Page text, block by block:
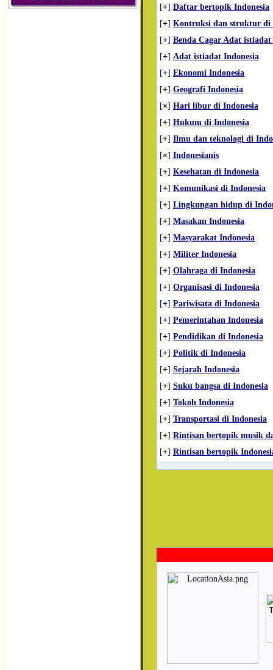
[+] Daftar bertopik Indonesia
[+] Kontruksi dan struktur di
[+] Benda Cagar Adat
[+] Adat istiadat Indonesia
[+] Ekonomi Indonesia
[+] Geografi Indonesia
[×] Hari libur di Indonesia
[+] Hukum di Indonesia
[+] Ilmu dan teknologi di
[×] Indonesianis
[+] Kesehatan di Indonesia
[+] Komunikasi di Indonesia
[+] Lingkungan hidup di
[+] Masakan Indonesia
[+] Masyarakat Indonesia
[+] Militer Indonesia
[+] Olahraga di Indonesia
[+] Organisasi di Indonesia
[+] Pariwisata di Indonesia
[+] Pemerintahan Indonesia
[+] Pendidikan di Indonesia
[+] Politik di Indonesia
[+] Sejarah Indonesia
[+] Suku bangsa di Indonesia
[+] Tokoh Indonesia
[+] Transportasi di Indonesia
[+] Rintisan bertopik musik
[+] Rintisan bertopik